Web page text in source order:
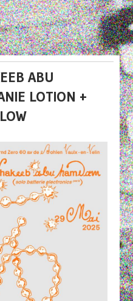
ABU
LOTION +